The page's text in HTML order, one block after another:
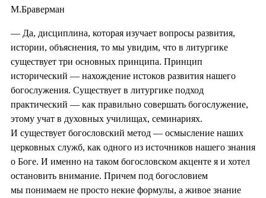
М.Браверман
— Да, дисциплина, которая изучает вопросы развития,
истории, объяснения, то мы увидим, что в литургике
существует три основных принципа. Принцип
исторический — нахождение истоков развития нашего
богослужения. Существует в литургике подход
практический — как правильно совершать богослужение,
этому учат в духовных училищах, семинариях.
И существует богословский метод — осмысление наших
церковных служб, как одного из источников нашего знания
о Боге. И именно на таком богословском акценте я и хотел
остановить внимание. Причем под богословием
мы понимаем не просто некие формулы, а живое знание